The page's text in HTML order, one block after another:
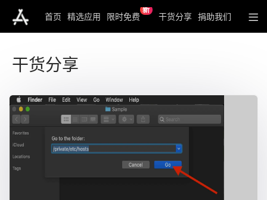
首页 精选应用 限时免费
新
干货分享 捐助我们
干货分享